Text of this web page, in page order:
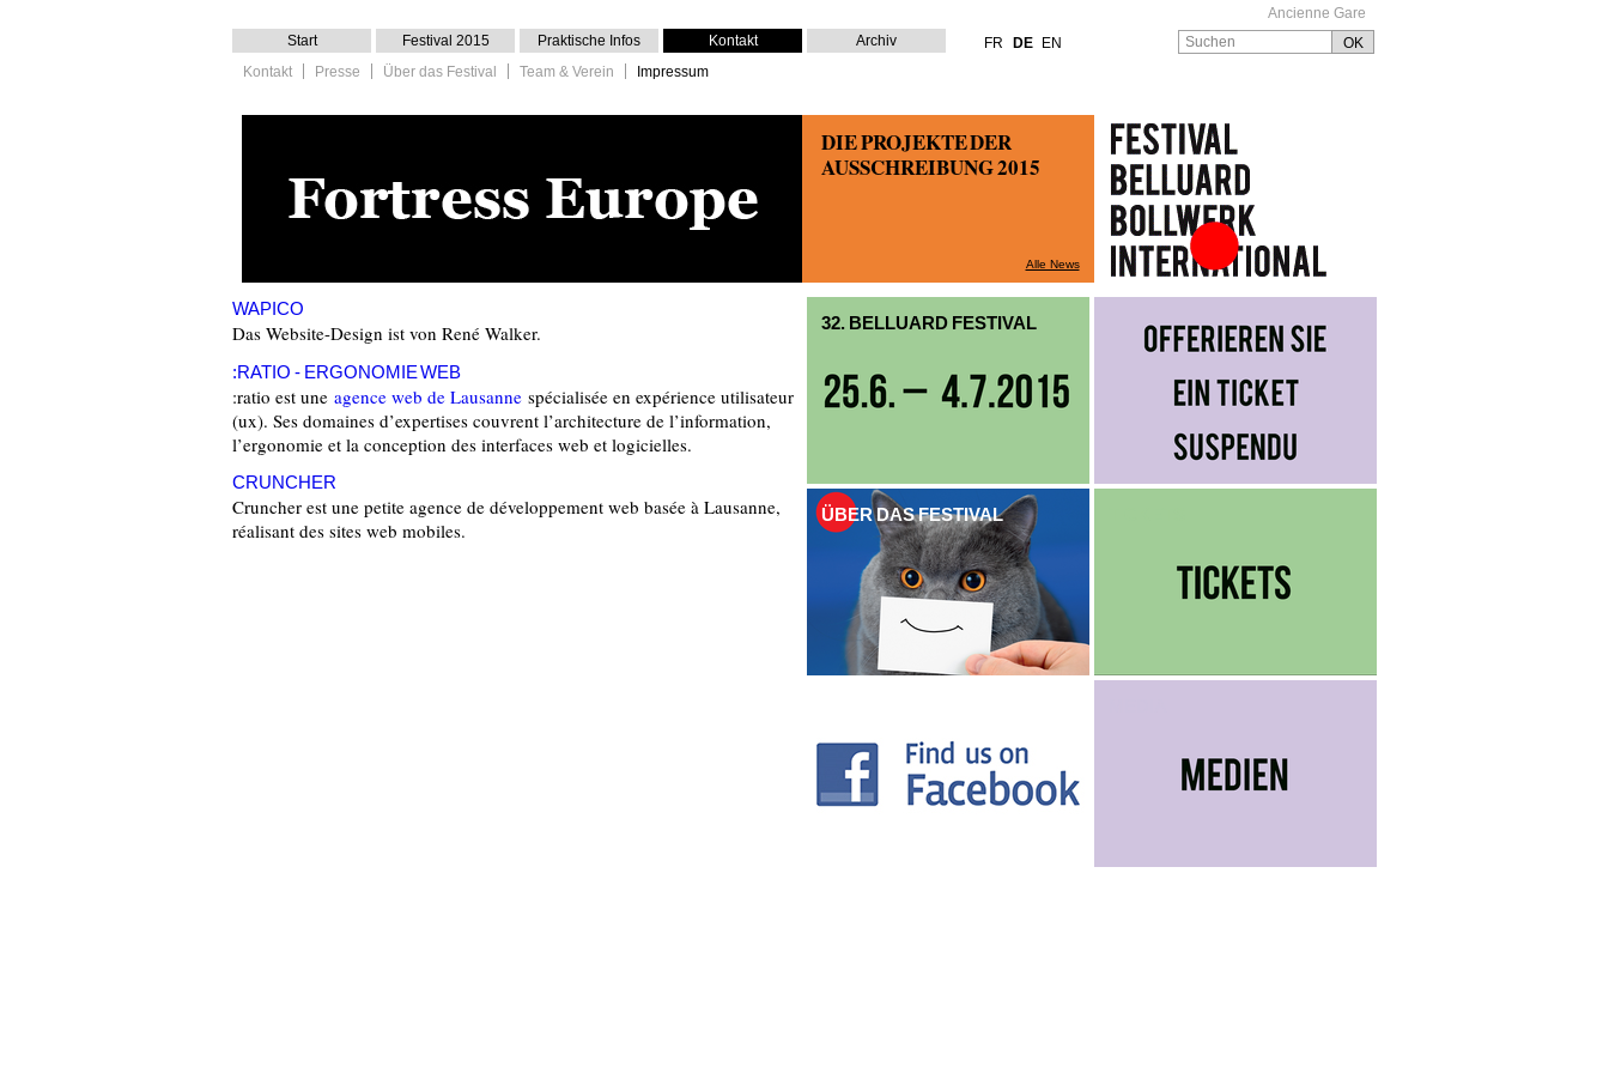
Festival Belluard
Bollwerk International
DIE PROJEKTE DER
AUSSCHREIBUNG 2015
Alle News
WAPICO
Das Website-Design ist von René Walker.
:RATIO - ERGONOMIE WEB
:ratio est une agence web de Lausanne spécialisée en expérience utilisateur
(ux). Ses domaines d’expertises couvrent l’architecture de l’information,
l’ergonomie et la conception des interfaces web et logicielles.
CRUNCHER
Cruncher est une petite agence de développement web basée à Lausanne,
réalisant des sites web mobiles.
32. BELLUARD FESTIVAL
ÜBER DAS FESTIVAL
Start Festival 2015 Praktische Infos
Kontakt
Kontakt
Presse Über das Festival Team & Verein Impressum
Archiv FR DE EN
Ancienne Gare